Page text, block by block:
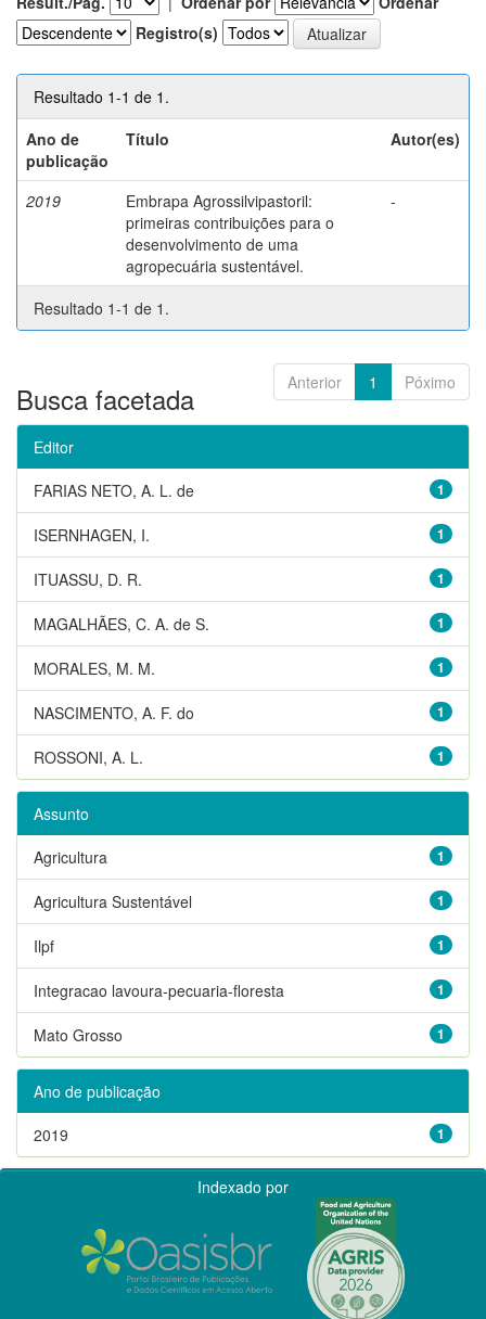
Registro(s)
Resultado 1-1 de 1.
Ano de
publicação
Título Autor(es)
2019
Embrapa Agrossilvipastoril:
primeiras contribuições para o
desenvolvimento de uma
agropecuária sustentável.
-
Resultado 1-1 de 1.
Anterior 1 Póximo
Busca facetada
Editor
1
FARIAS NETO, A. L. de
1
ISERNHAGEN, I.
1
ITUASSU, D. R.
1
MAGALHÃES, C. A. de S.
1
MORALES, M. M.
1
NASCIMENTO, A. F. do
1
ROSSONI, A. L.
Assunto
1
Agricultura
1
Agricultura Sustentável
1
Ilpf
1
Integracao lavoura-pecuaria-floresta
1
Mato Grosso
Ano de publicação
1
2019
Indexado por